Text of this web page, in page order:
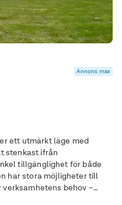
Annons max
ett utmärkt läge med
stenkast ifrån
tillgänglighet för både
har stora möjligheter till
behov –
och trivsam